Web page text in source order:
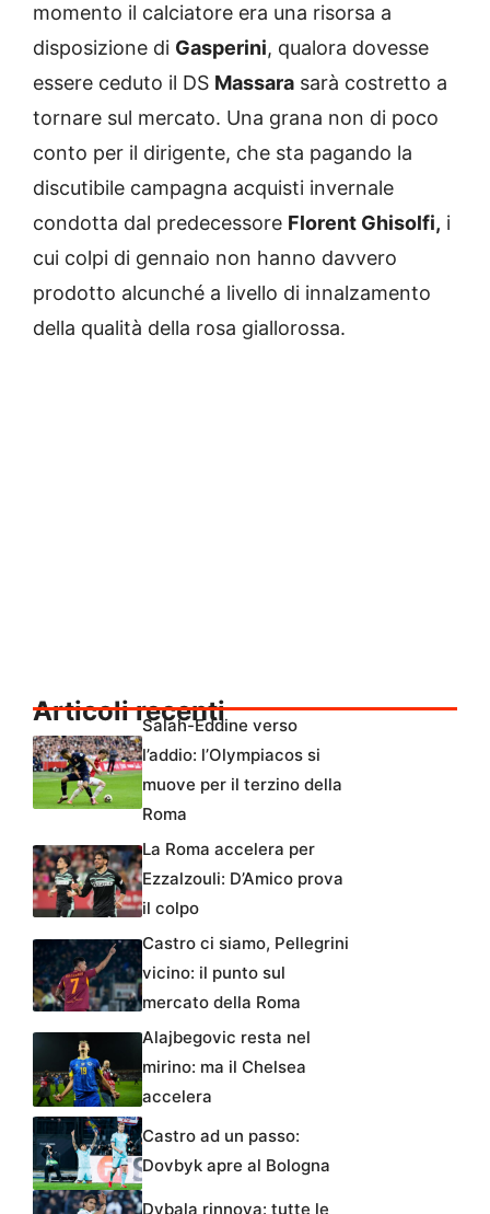
momento il calciatore era una risorsa a
disposizione di Gasperini, qualora dovesse
essere ceduto il DS Massara sarà costretto a
tornare sul mercato. Una grana non di poco
conto per il dirigente, che sta pagando la
discutibile campagna acquisti invernale
condotta dal predecessore Florent Ghisolfi, i
cui colpi di gennaio non hanno davvero
prodotto alcunché a livello di innalzamento
della qualità della rosa giallorossa.
Articoli recenti
Salah-Eddine verso
l’addio: l’Olympiacos si
muove per il terzino della
Roma
La Roma accelera per
Ezzalzouli: D’Amico prova
il colpo
Castro ci siamo, Pellegrini
vicino: il punto sul
mercato della Roma
Alajbegovic resta nel
mirino: ma il Chelsea
accelera
Castro ad un passo:
Dovbyk apre al Bologna
Dybala rinnova: tutte le